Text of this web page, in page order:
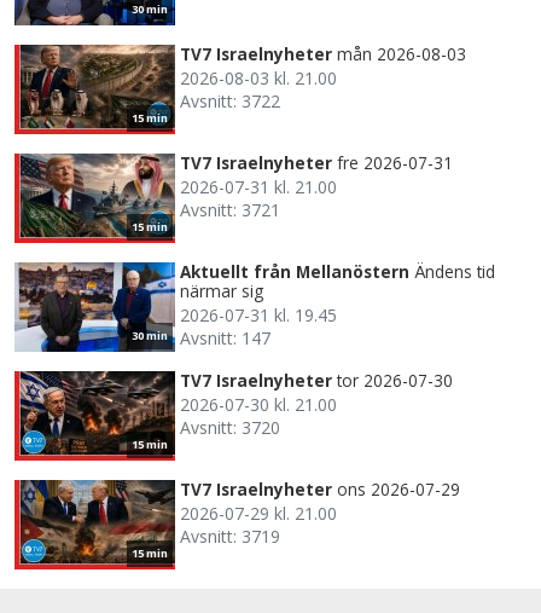
30 min
15 min
TV7 Israelnyheter mån 2026-08-03
2026-08-03 kl. 21.00
Avsnitt: 3722
15 min
TV7 Israelnyheter fre 2026-07-31
2026-07-31 kl. 21.00
Avsnitt: 3721
30 min
Aktuellt från Mellanöstern Ändens tid
närmar sig
2026-07-31 kl. 19.45
Avsnitt: 147
15 min
TV7 Israelnyheter tor 2026-07-30
2026-07-30 kl. 21.00
Avsnitt: 3720
15 min
TV7 Israelnyheter ons 2026-07-29
2026-07-29 kl. 21.00
Avsnitt: 3719